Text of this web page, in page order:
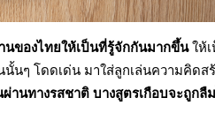
นของไทยให้เป็นที่รู้จักกันมากขึ้นให้
ๆ โดดเด่น มาใส่ลูกเล่นความคิดสร้
านทางรสชาติ บางสูตรเกือบจะถูกลื